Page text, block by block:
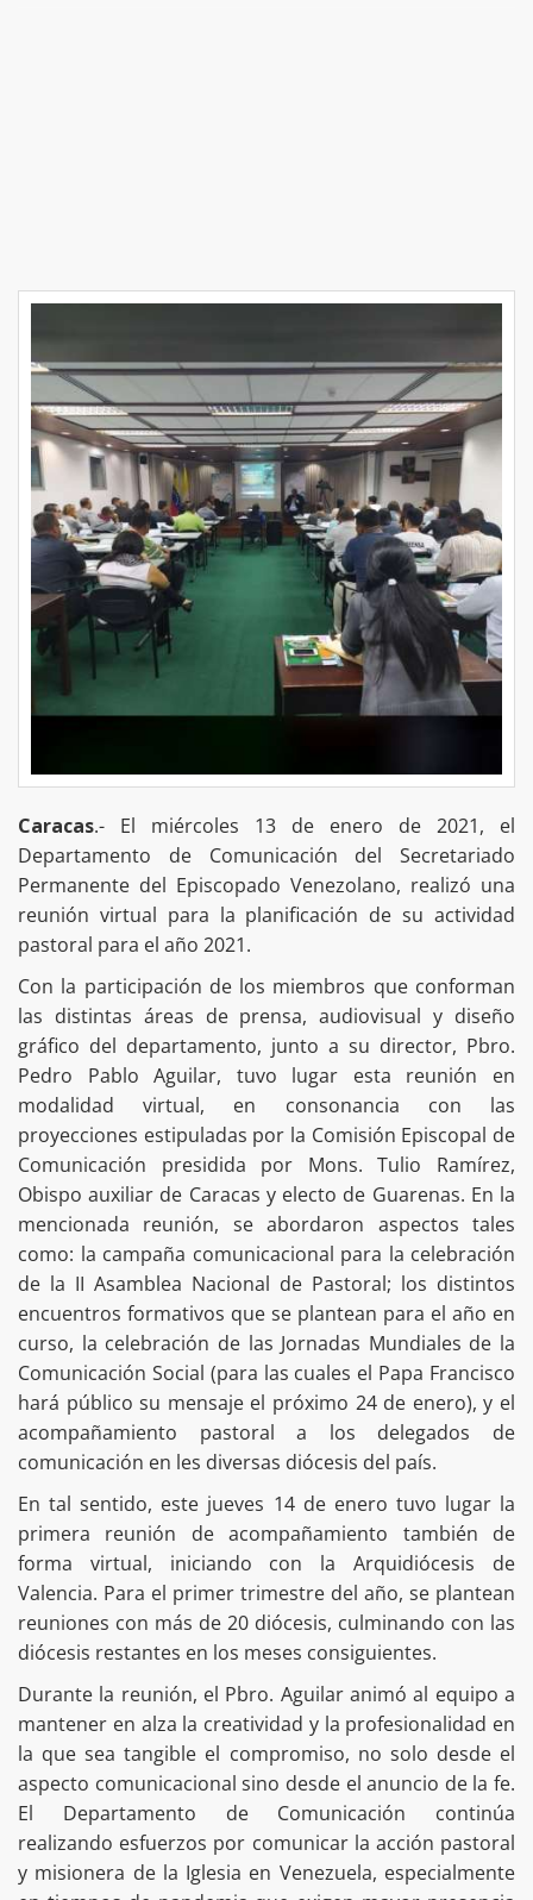
Caracas.- El miércoles 13 de enero de 2021, el
Departamento de Comunicación del Secretariado
Permanente del Episcopado Venezolano, realizó una
reunión virtual para la planificación de su actividad
pastoral para el año 2021.
Con la participación de los miembros que conforman
las distintas áreas de prensa, audiovisual y diseño
gráfico del departamento, junto a su director, Pbro.
Pedro Pablo Aguilar, tuvo lugar esta reunión en
modalidad virtual, en consonancia con las
proyecciones estipuladas por la Comisión Episcopal de
Comunicación presidida por Mons. Tulio Ramírez,
Obispo auxiliar de Caracas y electo de Guarenas. En la
mencionada reunión, se abordaron aspectos tales
como: la campaña comunicacional para la celebración
de la II Asamblea Nacional de Pastoral; los distintos
encuentros formativos que se plantean para el año en
curso, la celebración de las Jornadas Mundiales de la
Comunicación Social (para las cuales el Papa Francisco
hará público su mensaje el próximo 24 de enero), y el
acompañamiento pastoral a los delegados de
comunicación en les diversas diócesis del país.
En tal sentido, este jueves 14 de enero tuvo lugar la
primera reunión de acompañamiento también de
forma virtual, iniciando con la Arquidiócesis de
Valencia. Para el primer trimestre del año, se plantean
reuniones con más de 20 diócesis, culminando con las
diócesis restantes en los meses consiguientes.
Durante la reunión, el Pbro. Aguilar animó al equipo a
mantener en alza la creatividad y la profesionalidad en
la que sea tangible el compromiso, no solo desde el
aspecto comunicacional sino desde el anuncio de la fe.
El Departamento de Comunicación continúa
realizando esfuerzos por comunicar la acción pastoral
y misionera de la Iglesia en Venezuela, especialmente